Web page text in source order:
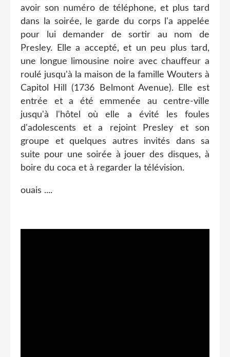
avoir son numéro de téléphone, et plus tard
dans la soirée, le garde du corps l'a appelée
pour lui demander de sortir au nom de
Presley. Elle a accepté, et un peu plus tard,
une longue limousine noire avec chauffeur a
roulé jusqu'à la maison de la famille Wouters à
Capitol Hill (1736 Belmont Avenue). Elle est
entrée et a été emmenée au centre-ville
jusqu'à l'hôtel où elle a évité les foules
d'adolescents et a rejoint Presley et son
groupe et quelques autres invités dans sa
suite pour une soirée à jouer des disques, à
boire du coca et à regarder la télévision.
ouais ....